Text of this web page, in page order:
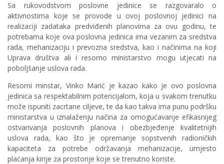
Sa rukovodstvom poslovne jedinice se razgovaralo o
aktivnostima koje se provode u ovoj poslovnoj jedinici na
realizaciji zadataka predviđenih planovima za ovu godinu, te
potrebama koje ova poslovna jedinica ima vezanim za sredstva
rada, mehanizaciju i prevozna sredstva, kao i načinima na koji
Uprava društva ali i resorno ministarstvo mogu utjecati na
poboljšanje uslova rada.
Resorni minstar, Vinko Marić je kazao kako je ovo poslovna
jedinica sa respektabilnim potencijalom, koja u svakom trenutku
može ispuniti zacrtane ciljeve, te da kao takva ima punu podršku
ministarstva u iznalaženju načina za omogućavanje efikasnijeg
ostvarivanja poslovnih planova i obezbjeđenje kvalitetnijih
uslova rada, kao što je opremanje sopstvenih radioničkih
kapaciteta za potrebe održavanja mehanizacije, umjesto
plaćanja kirije za prostorije koje se trenutno koriste.